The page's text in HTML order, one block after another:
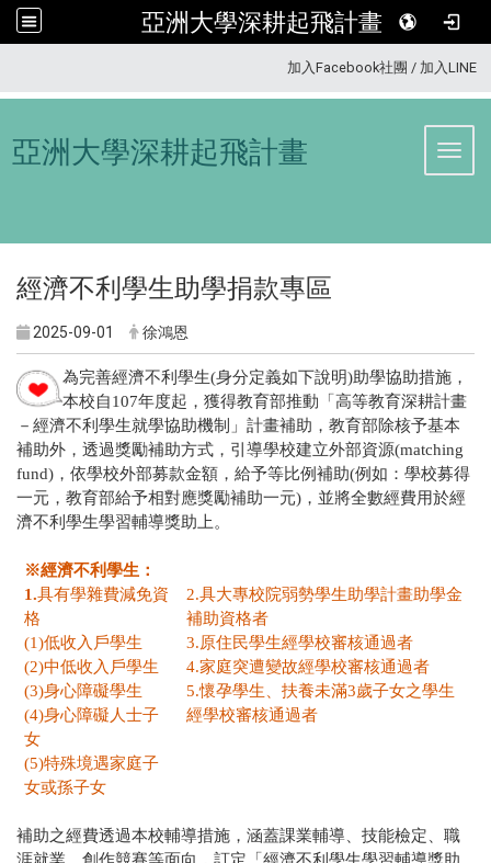
亞洲大學深耕起飛計畫
加入Facebook社團 / 加入LINE
亞洲大學深耕起飛計畫
經濟不利學生助學捐款專區
2025-09-01 徐鴻恩
為完善經濟不利學生(身分定義如下說明)助學協助措施，
本校自107年度起，獲得教育部推動「高等教育深耕計畫
－經濟不利學生就學協助機制」計畫補助，教育部除核予基本
補助外，透過獎勵補助方式，引導學校建立外部資源(matching
fund)，依學校外部募款金額，給予等比例補助(例如：學校募得
一元，教育部給予相對應獎勵補助一元)，並將全數經費用於經
濟不利學生學習輔導獎助上。
※經濟不利學生：
1.具有學雜費減免資
格
(1)低收入戶學生
(2)中低收入戶學生
(3)身心障礙學生
(4)身心障礙人士子
女
(5)特殊境遇家庭子
女或孫子女
2.具大專校院弱勢學生助學計畫助學金
補助資格者
3.原住民學生經學校審核通過者
4.家庭突遭變故經學校審核通過者
5.懷孕學生、扶養未滿3歲子女之學生
經學校審核通過者
補助之經費透過本校輔導措施，涵蓋課業輔導、技能檢定、職
涯就業、創作競賽等面向，訂定「經濟不利學生學習輔導獎助